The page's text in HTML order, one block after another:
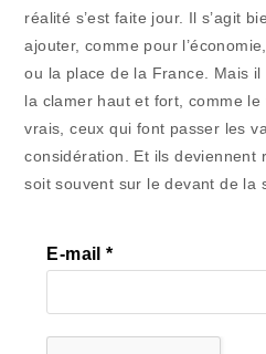
réalité s’est faite jour. Il s’agit
ajouter, comme pour
ou la place de la France. Mais il
la clamer haut et fort, comme
vrais, ceux qui font passer les
considération. Et ils deviennent
soit souvent sur le devant de la
E-mail*